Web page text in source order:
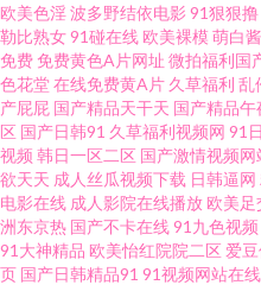
站做爱 精品操B 色色男人的天堂AV
91交配 成人免费网站在线入口 日韩
另类 日韩成人在线入口 91超碰在线
本无码免费视频 91娱乐91视视频
久婷婷 深爱激情网1 99视频自拍在
欧美色淫波多野结依电影 91狠狠撸
勒比熟女91碰在线 欧美裸模萌白
免费 免费黄色A片网址 微拍福利国
色花堂在线免费黄A片 久草福利 乱
产屁屁 国产精品天干天 国产精品午
区 国产日韩91 久草福利视频网 91
视频 韩日一区二区 国产激情视频网
欲天天 成人丝瓜视频下载 日韩逼网
电影在线 成人影院在线播放 欧美足
洲东京热 国产不卡在线91九色视频
91大神精品 欧美怡红院院二区 爱
页 国产日韩精品91 91视频网站在线